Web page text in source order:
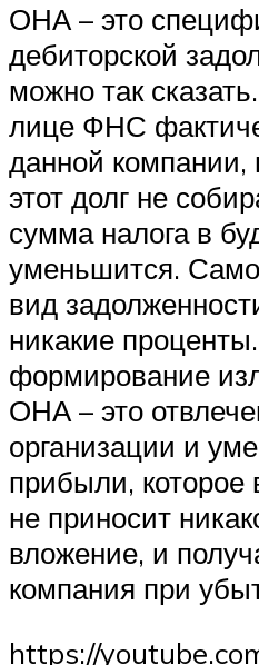
ОНА – это
дебиторской
можно так
лице ФНС
данной компании,
этот долг не
сумма налога в
уменьшится. Само
вид
никакие
формирование
ОНА – это
организации и
прибыли, которое
не приносит
вложение, и
компания при
https://